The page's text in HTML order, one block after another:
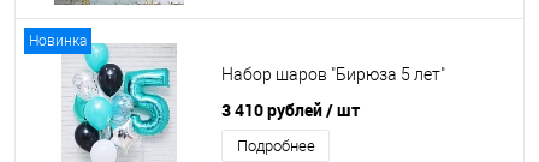
Новинка
Набор шаров "Бирюза 5 лет"
3 410 рублей/ шт
Подробнее